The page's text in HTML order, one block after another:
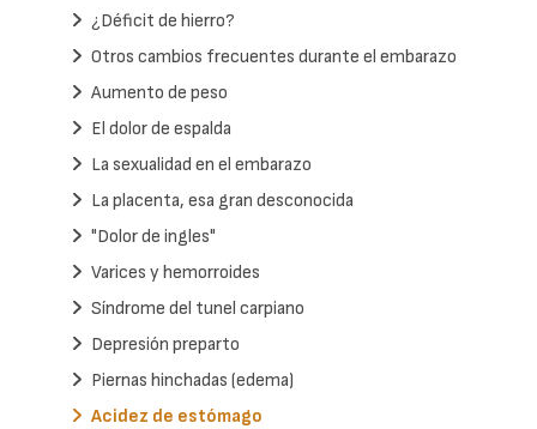
¿Déficit de hierro?
Otros cambios frecuentes durante el embarazo
Aumento de peso
El dolor de espalda
La sexualidad en el embarazo
La placenta, esa gran desconocida
"Dolor de ingles"
Varices y hemorroides
Síndrome del tunel carpiano
Depresión preparto
Piernas hinchadas (edema)
Acidez de estómago